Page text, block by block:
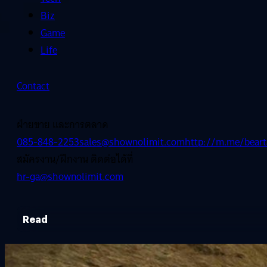
Biz
Game
Life
Contact
ฝ่ายขาย และการตลาด
085-848-2253sales@shownolimit.comhttp://m.me/
สมัครงาน/ฝึกงาน ติดต่อได้ที่
hr-ga@shownolimit.com
Read